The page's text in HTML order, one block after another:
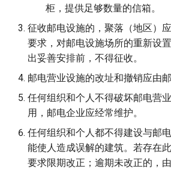
柜，提供足够数量的信箱。
征收邮电设施的，聚落（地区）
要求，对邮电设施场所的重新设
出妥善安排前，不得征收。
邮电营业设施的改址和撤销应由邮
任何组织和个人不得破坏邮电营
用，邮电企业应经常维护。
任何组织和个人都不得建设与邮
能使人造成误解的建筑。若存在
要求限期改正；逾期未改正的，